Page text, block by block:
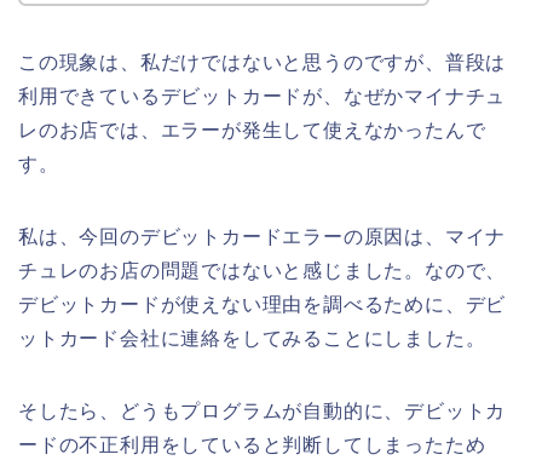
この現象は、私だけではないと思うのですが、普段は
利用できているデビットカードが、なぜかマイナチュ
レのお店では、エラーが発生して使えなかったんで
す。
私は、今回のデビットカードエラーの原因は、マイナ
チュレのお店の問題ではないと感じました。なので、
デビットカードが使えない理由を調べるために、デビ
ットカード会社に連絡をしてみることにしました。
そしたら、どうもプログラムが自動的に、デビットカ
ードの不正利用をしていると判断してしまったため